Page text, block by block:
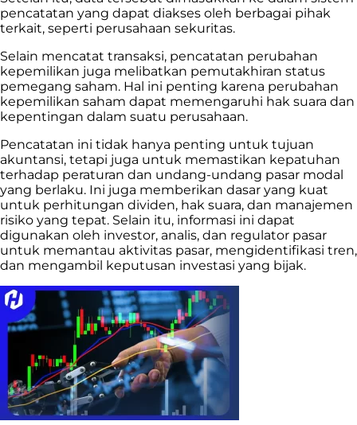
pencatatan yang dapat diakses oleh berbagai pihak
terkait, seperti perusahaan sekuritas.
Selain mencatat transaksi, pencatatan perubahan
kepemilikan juga melibatkan pemutakhiran status
pemegang saham. Hal ini penting karena perubahan
kepemilikan saham dapat memengaruhi hak suara dan
kepentingan dalam suatu perusahaan.
Pencatatan ini tidak hanya penting untuk tujuan
akuntansi, tetapi juga untuk memastikan kepatuhan
terhadap peraturan dan undang-undang pasar modal
yang berlaku. Ini juga memberikan dasar yang kuat
untuk perhitungan dividen, hak suara, dan manajemen
risiko yang tepat. Selain itu, informasi ini dapat
digunakan oleh investor, analis, dan regulator pasar
untuk memantau aktivitas pasar, mengidentifikasi tren,
dan mengambil keputusan investasi yang bijak.